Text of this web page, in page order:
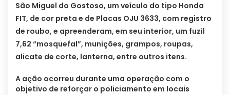
São Miguel do Gostoso, um veículo do tipo Honda
FIT, de cor preta e de Placas OJU 3633, com registro
de roubo, e apreenderam, em seu interior, um fuzil
7,62 “mosquefal”, munições, grampos, roupas,
alicate de corte, lanterna, entre outros itens.
A ação ocorreu durante uma operação com o
objetivo de reforçar o policiamento em locais